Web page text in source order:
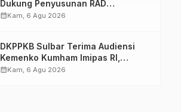
Dukung Penyusunan RAD
TPB/SDGs Sulawesi Barat
calendar_monthKam, 6 Agu 2026
DKPPKB Sulbar Terima Audiensi
Kemenko Kumham Imipas RI,
Perkuat Pelayanan Kesehatan bagi
calendar_monthKam, 6 Agu 2026